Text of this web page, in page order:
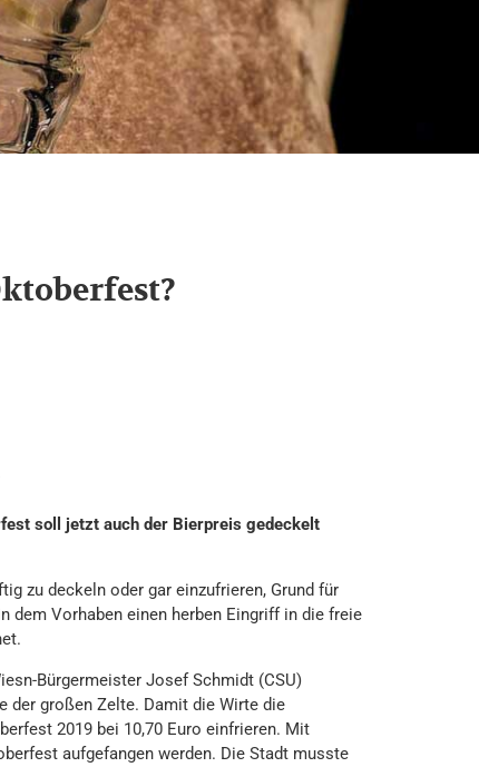
soll jetzt auch der Bierpreis gedeckelt
zu deckeln oder gar einzufrieren, Grund für
dem Vorhaben einen herben Eingriff in die freie
Bürgermeister Josef Schmidt (CSU)
der großen Zelte. Damit die Wirte die
2019 bei 10,70 Euro einfrieren. Mit
aufgefangen werden. Die Stadt musste